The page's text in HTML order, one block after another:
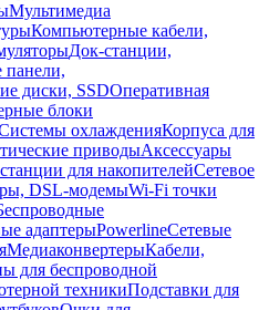
Мультимедиа
Компьютерные кабели,
Док-станции,
панели,
диски, SSDОперативная
блоки
охлажденияКорпуса для
приводыАксессуары
для накопителейСетевое
DSL-модемыWi-Fi точки
адаптерыPowerlineСетевые
МедиаконвертерыКабели,
для беспроводной
техникиПодставки для